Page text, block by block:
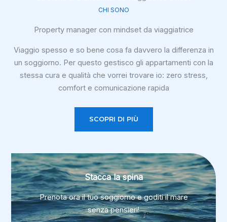
CHI SONO
Property manager con mindset da viaggiatrice
Viaggio spesso e so bene cosa fa davvero la differenza in
un soggiorno. Per questo gestisco gli appartamenti con la
stessa cura e qualità che vorrei trovare io: zero stress,
comfort e comunicazione rapida
SCOPRI DI PIÙ
Stacca la spina
Prenota ora il tuo soggiorno e goditi il mare
senza pensieri!